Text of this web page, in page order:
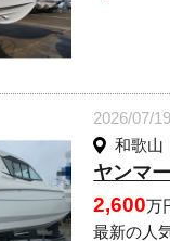
2026/07/
和歌山
ヤンマ
2,600万
最新の人